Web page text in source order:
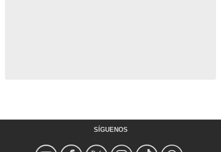
SÍGUENOS